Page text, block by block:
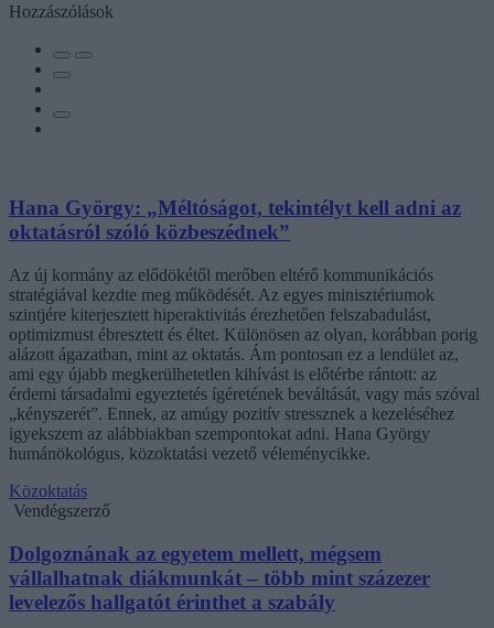
Hozzászólások
Hana György: „Méltóságot, tekintélyt kell adni az
oktatásról szóló közbeszédnek”
Az új kormány az elődökétől merőben eltérő kommunikációs
stratégiával kezdte meg működését. Az egyes minisztériumok
szintjére kiterjesztett hiperaktivitás érezhetően felszabadulást,
optimizmust ébresztett és éltet. Különösen az olyan, korábban porig
alázott ágazatban, mint az oktatás. Ám pontosan ez a lendület az,
ami egy újabb megkerülhetetlen kihívást is előtérbe rántott: az
érdemi társadalmi egyeztetés ígéretének beváltását, vagy más szóval
„kényszerét”. Ennek, az amúgy pozitív stressznek a kezeléséhez
igyekszem az alábbiakban szempontokat adni. Hana György
humánökológus, közoktatási vezető véleménycikke.
Közoktatás
Vendégszerző
Dolgoznának az egyetem mellett, mégsem
vállalhatnak diákmunkát – több mint százezer
levelezős hallgatót érinthet a szabály